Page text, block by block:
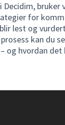
Decidim, bruker
for
lest og
kan du
og hvordan det